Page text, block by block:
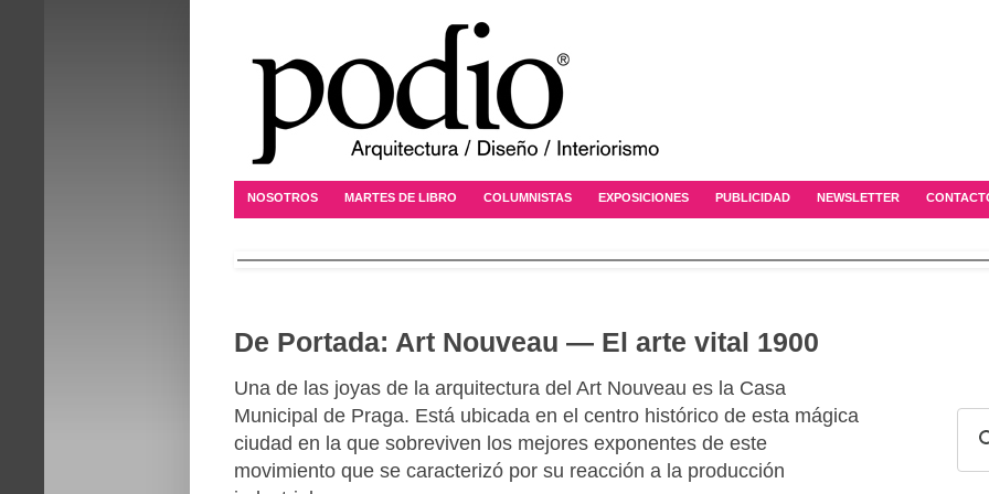
NOSOTROS MARTES DE LIBRO COLUMNISTAS EXPOSICIONES PUBLICIDAD NEWSLETTER
De Portada: Art Nouveau — El arte vital 1900
Una de las joyas de la arquitectura del Art Nouveau es la Casa
Municipal de Praga. Está ubicada en el centro histórico de esta mágica
ciudad en la que sobreviven los mejores exponentes de este
movimiento que se caracterizó por su reacción a la producción